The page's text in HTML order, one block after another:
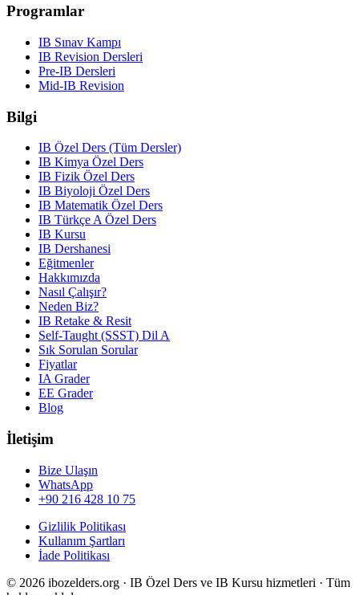
Programlar
IB Sınav Kampı
IB Revision Dersleri
Pre-IB Dersleri
Mid-IB Revision
Bilgi
IB Özel Ders (Tüm Dersler)
IB Kimya Özel Ders
IB Fizik Özel Ders
IB Biyoloji Özel Ders
IB Matematik Özel Ders
IB Türkçe A Özel Ders
IB Kursu
IB Dershanesi
Eğitmenler
Hakkımızda
Nasıl Çalışır?
Neden Biz?
IB Retake & Resit
Self-Taught (SSST) Dil A
Sık Sorulan Sorular
Fiyatlar
IA Grader
EE Grader
Blog
İletişim
Bize Ulaşın
WhatsApp
+90 216 428 10 75
Gizlilik Politikası
Kullanım Şartları
İade Politikası
© 2026 ibozelders.org · IB Özel Ders ve IB Kursu hizmetleri · Tüm